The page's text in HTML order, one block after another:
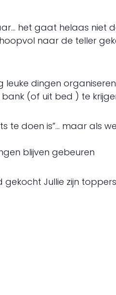
het gaat helaas niet
naar de teller
dingen
(of uit bed ) te
te doen is”… maar als
blijven gebeuren
Jullie zijn